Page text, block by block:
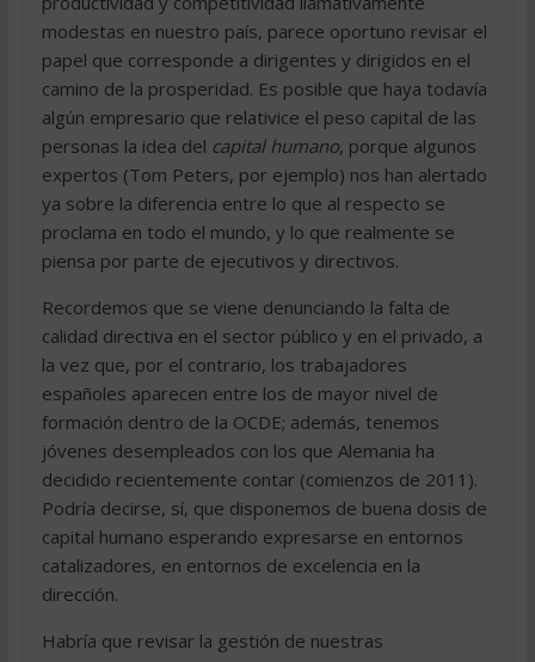
modestas en nuestro país, parece oportuno revisar el
papel que corresponde a dirigentes y dirigidos en el
camino de la prosperidad. Es posible que haya todavía
algún empresario que relativice el peso capital de las
personas la idea del capital humano, porque algunos
expertos (Tom Peters, por ejemplo) nos han alertado
ya sobre la diferencia entre lo que al respecto se
proclama en todo el mundo, y lo que realmente se
piensa por parte de ejecutivos y directivos.
Recordemos que se viene denunciando la falta de
calidad directiva en el sector público y en el privado, a
la vez que, por el contrario, los trabajadores
españoles aparecen entre los de mayor nivel de
formación dentro de la OCDE; además, tenemos
jóvenes desempleados con los que Alemania ha
decidido recientemente contar (comienzos de 2011).
Podría decirse, sí, que disponemos de buena dosis de
capital humano esperando expresarse en entornos
catalizadores, en entornos de excelencia en la
dirección.
Habría que revisar la gestión de nuestras